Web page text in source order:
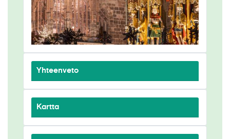
Yhteenveto
Kartta